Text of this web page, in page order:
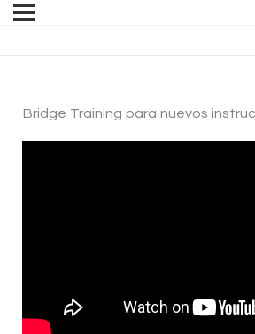
Bridge Training para nuevos